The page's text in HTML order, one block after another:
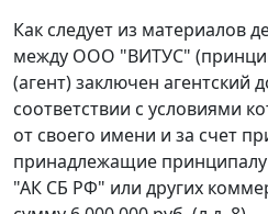
Как следует из материалов
между ООО "ВИТУС"
(агент) заключен агентский
соответствии с условиями
от своего имени и за счет
принадлежащие
"АК СБ РФ" или других